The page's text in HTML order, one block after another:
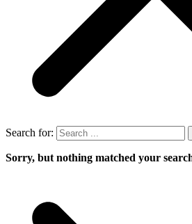
Search for:
Sorry, but nothing matched your